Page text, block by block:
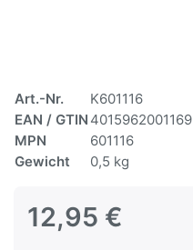
Art.-Nr.
K601116
EAN / GTIN 4015962001169
MPN
601116
Gewicht
0,5 kg
12,95 €